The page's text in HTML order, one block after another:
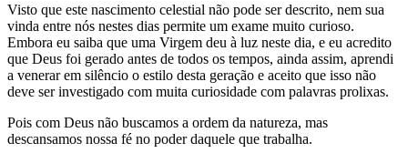
Visto que este nascimento celestial não pode ser descrito, nem sua
vinda entre nós nestes dias permite um exame muito curioso.
Embora eu saiba que uma Virgem deu à luz neste dia, e eu acredito
que Deus foi gerado antes de todos os tempos, ainda assim, aprendi
a venerar em silêncio o estilo desta geração e aceito que isso não
deve ser investigado com muita curiosidade com palavras prolixas.
Pois com Deus não buscamos a ordem da natureza, mas
descansamos nossa fé no poder daquele que trabalha.